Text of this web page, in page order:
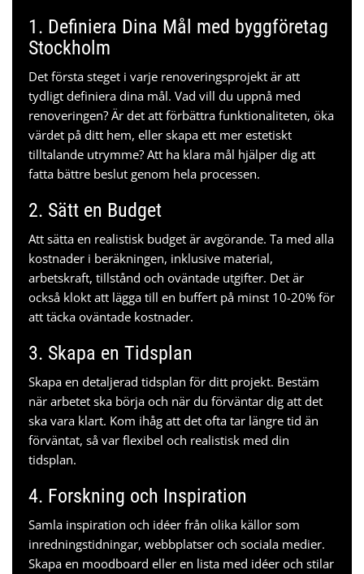
1. Definiera Dina Mål med byggföretag
Stockholm
Det första steget i varje renoveringsprojekt är att
tydligt definiera dina mål. Vad vill du uppnå med
renoveringen? Är det att förbättra funktionaliteten, öka
värdet på ditt hem, eller skapa ett mer estetiskt
tilltalande utrymme? Att ha klara mål hjälper dig att
fatta bättre beslut genom hela processen.
2. Sätt en Budget
Att sätta en realistisk budget är avgörande. Ta med alla
kostnader i beräkningen, inklusive material,
arbetskraft, tillstånd och oväntade utgifter. Det är
också klokt att lägga till en buffert på minst 10-20% för
att täcka oväntade kostnader.
3. Skapa en Tidsplan
Skapa en detaljerad tidsplan för ditt projekt. Bestäm
när arbetet ska börja och när du förväntar dig att det
ska vara klart. Kom ihåg att det ofta tar längre tid än
förväntat, så var flexibel och realistisk med din
tidsplan.
4. Forskning och Inspiration
Samla inspiration och idéer från olika källor som
inredningstidningar, webbplatser och sociala medier.
Skapa en moodboard eller en lista med idéer och stilar